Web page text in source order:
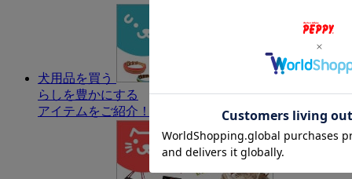
犬用品を買う
愛犬との暮
らしを豊かにする
アイテムをご紹介！